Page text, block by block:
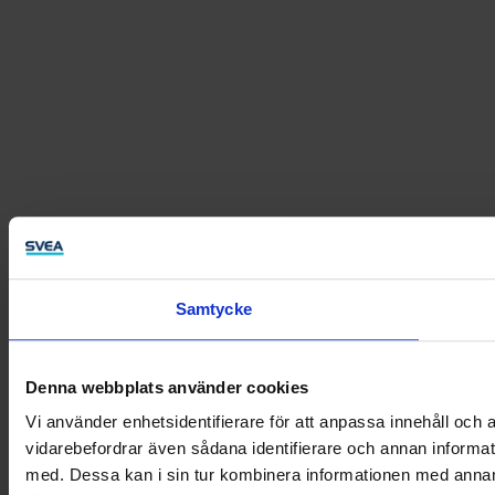
Samtycke
Denna webbplats använder cookies
Vi använder enhetsidentifierare för att anpassa innehåll
vidarebefordrar även sådana identifierare och annan
med. Dessa kan i sin tur kombinera informationen med